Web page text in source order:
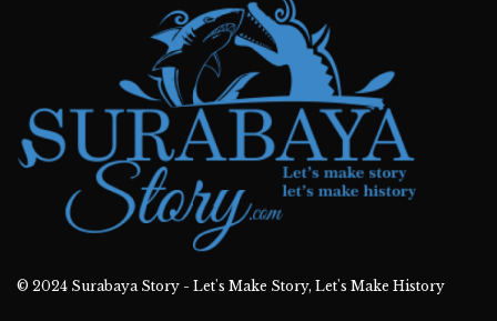
© 2024 Surabaya Story - Let's Make Story, Let's Make History